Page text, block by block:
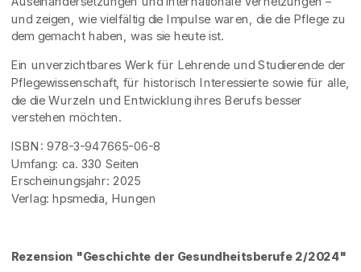
und zeigen, wie vielfältig die Impulse waren, die die Pflege zu
dem gemacht haben, was sie heute ist.
Ein unverzichtbares Werk für Lehrende und Studierende der
Pflegewissenschaft, für historisch Interessierte sowie für alle,
die die Wurzeln und Entwicklung ihres Berufs besser
verstehen möchten.
ISBN: 978-3-947665-06-8
Umfang: ca. 330 Seiten
Erscheinungsjahr: 2025
Verlag: hpsmedia, Hungen
Rezension "Geschichte der Gesundheitsberufe 2/2024"